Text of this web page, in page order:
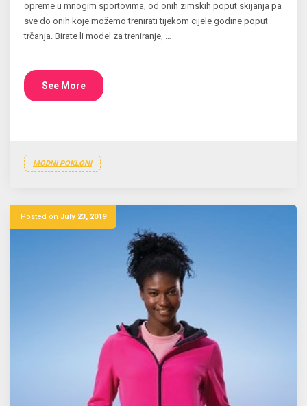
opreme u mnogim sportovima, od onih zimskih poput skijanja pa
sve do onih koje možemo trenirati tijekom cijele godine poput
trčanja. Birate li model za treniranje, …
See More
MODNI POKLONI
Posted on July 23, 2019